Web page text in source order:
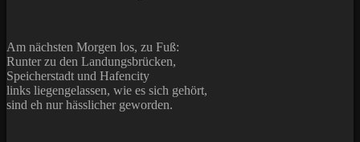
Am nächsten Morgen los, zu Fuß:
Runter zu den Landungsbrücken,
Speicherstadt und Hafencity
links liegengelassen, wie es sich gehört,
sind eh nur hässlicher geworden.